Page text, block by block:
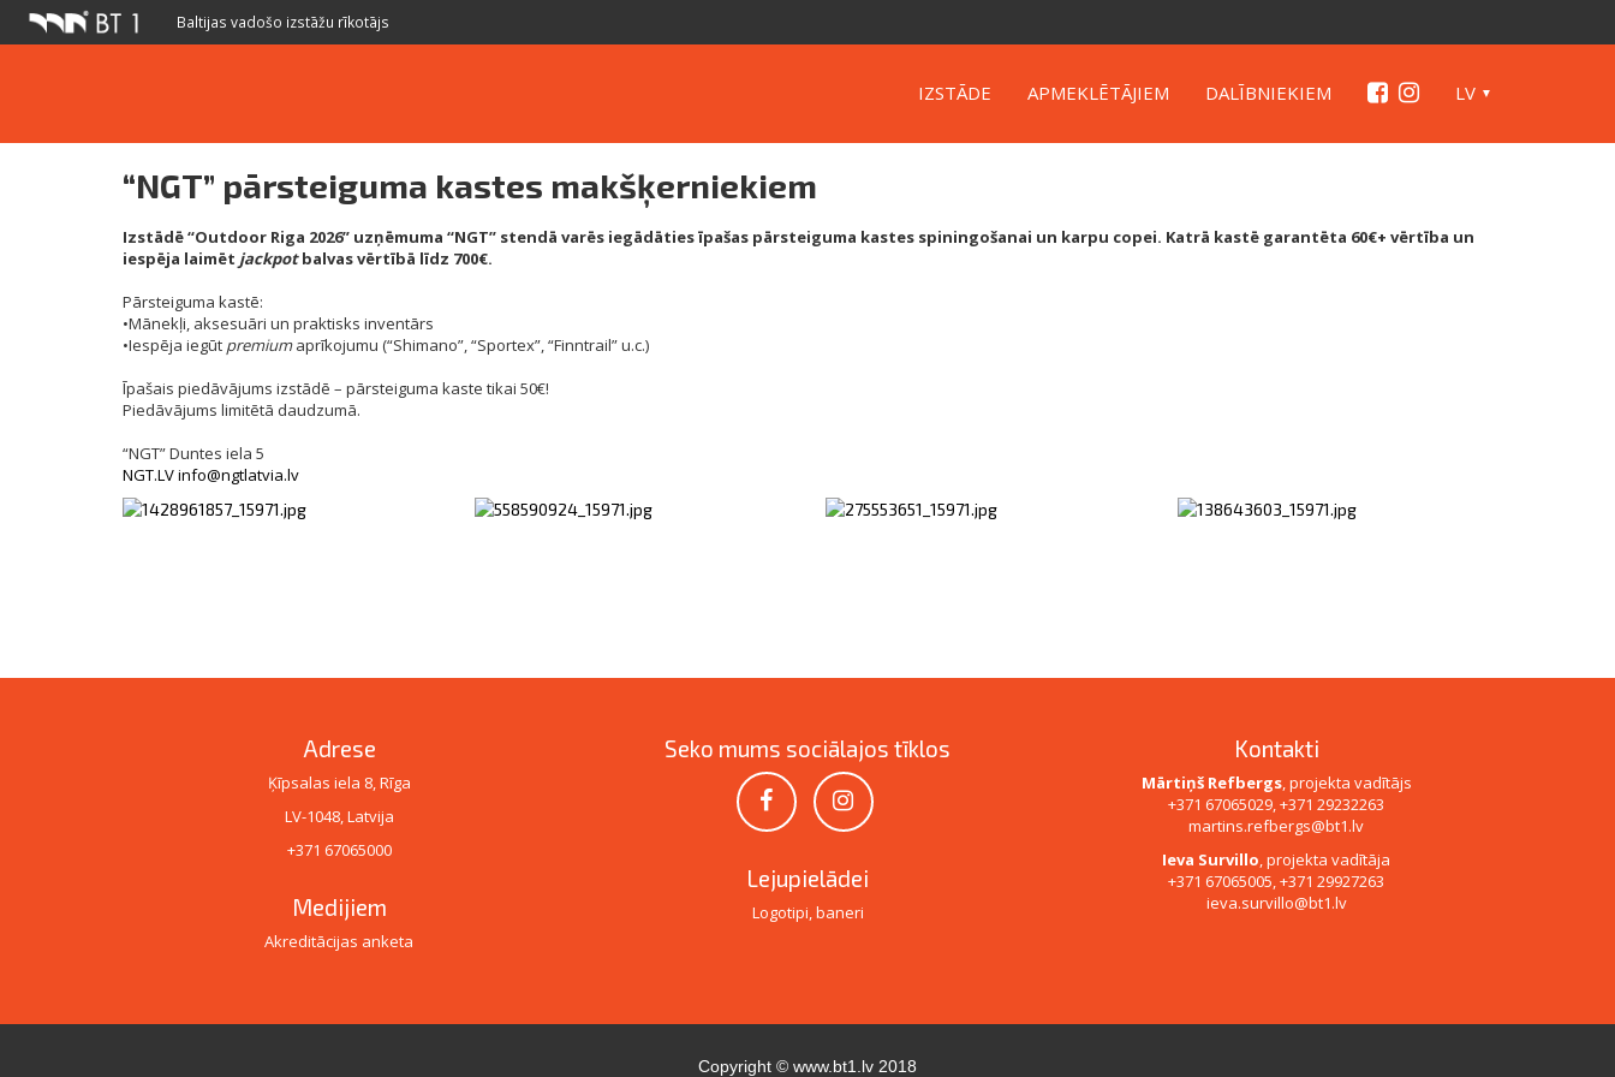
Baltijas vadošo izstāžu rīkotājs
IZSTĀDE APMEKLĒTĀJIEM DALĪBNIEKIEM LV
“NGT” pārsteiguma kastes makšķerniekiem
Izstādē “Outdoor Riga 2026” uzņēmuma “NGT” stendā varēs iegādāties īpašas pārsteiguma kastes spiningošanai un karpu copei. Katrā kastē garantēta 60€+ vērtība un
iespēja laimēt jackpotbalvas vērtībā līdz 700€.
Pārsteiguma kastē:
•Mānekļi, aksesuāri un praktisks inventārs
•Iespēja iegūt premiumaprīkojumu (“Shimano”, “Sportex”, “Finntrail” u.c.)
Īpašais piedāvājums izstādē – pārsteiguma kaste tikai 50€!
Piedāvājums limitētā daudzumā.
“NGT” Duntes iela 5
NGT.LVinfo@ngtlatvia.lv
Adrese
Ķīpsalas iela 8, Rīga
LV-1048, Latvija
+371 67065000
Medijiem
Akreditācijas anketa
Seko mums sociālajos tīklos
Lejupielādei
Logotipi, baneri
Kontakti
Mārtiņš Refbergs, projekta vadītājs
+371 67065029, +371 29232263
martins.refbergs@bt1.lv
Ieva Survillo, projekta vadītāja
+371 67065005, +371 29927263
ieva.survillo@bt1.lv
Copyright © www.bt1.lv 2018